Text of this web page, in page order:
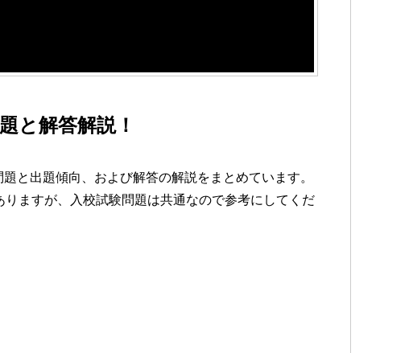
と解答解説！
と出題傾向、および解答の解説をまとめています。
ますが、入校試験問題は共通なので参考にしてくだ